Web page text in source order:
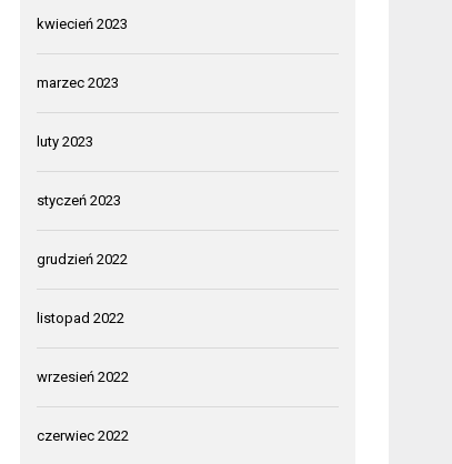
kwiecień 2023
marzec 2023
luty 2023
styczeń 2023
grudzień 2022
listopad 2022
wrzesień 2022
czerwiec 2022